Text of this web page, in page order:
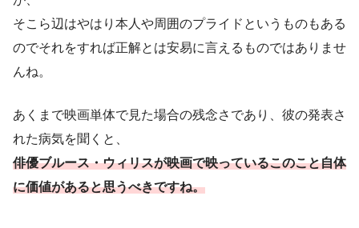
そこら辺はやはり本人や周囲のプライドというものもある
のでそれをすれば正解とは安易に言えるものではありませ
んね。
あくまで映画単体で見た場合の残念さであり、彼の発表さ
れた病気を聞くと、
俳優ブルース・ウィリスが映画で映っているこのこと自体
に価値があると思うべきですね。